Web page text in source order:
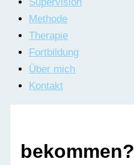
Supervision
Methode
Therapie
Fortbildung
Über mich
Kontakt
bekommen?